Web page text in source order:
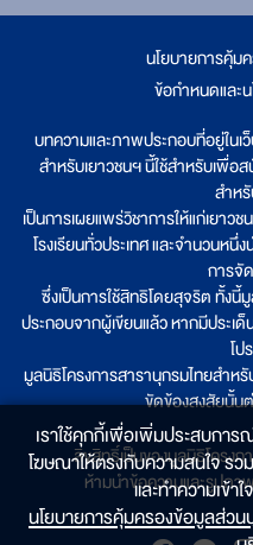
นโยบายการคุ้ม
ข้อกำหนดและ
บทความและภาพประกอบที่อยู่ในเ
สำหรับเยาวชนฯ นี้ใช้สำหรับเพื่
สำห
เป็นการเผยแพร่วิชาการให้แก่เยาว
โรงเรียนทั่วประเทศ และจำนวนห
การจั
ซึ่งเป็นการใช้สิทธิโดยสุจริต ทั้ง
ประกอบจากผู้เขียนแล้ว หากมีประเ
โป
มูลนิธิโครงการสารานุกรมไทยสำห
ขัดข้องสงสัยนั้น
ลิขสิทธิ์เป็นของมูลนิธิโครง
ห้ามนำข้อความและรูปภา
เราใช้คุกกี้เพื่อเพิ่มประสบการ
โฆษณาให้ตรงกับความสนใจ รวม
และทำความเข้า
นโยบายการคุ้มครองข้อมูลส่ว